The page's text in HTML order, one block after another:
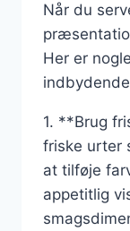
Når du
Her er
1. **Brug
friske urter
at tilføje
appetitlig